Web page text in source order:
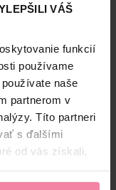
VÁŠ
funkcií
používame
naše
partnerom v
Títo partneri
s ďalšími
od vás získali,
a aromat*